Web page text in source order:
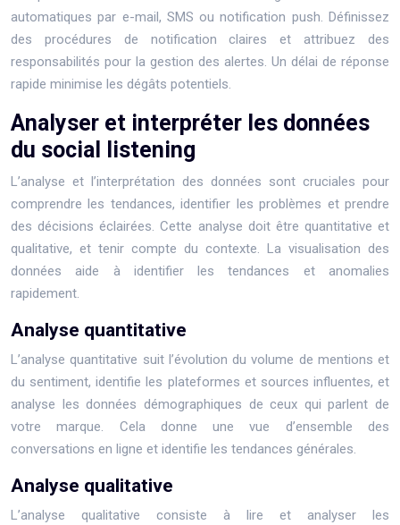
automatiques par e-mail, SMS ou notification push. Définissez
des procédures de notification claires et attribuez des
responsabilités pour la gestion des alertes. Un délai de réponse
rapide minimise les dégâts potentiels.
Analyser et interpréter les données
du social listening
L’analyse et l’interprétation des données sont cruciales pour
comprendre les tendances, identifier les problèmes et prendre
des décisions éclairées. Cette analyse doit être quantitative et
qualitative, et tenir compte du contexte. La visualisation des
données aide à identifier les tendances et anomalies
rapidement.
Analyse quantitative
L’analyse quantitative suit l’évolution du volume de mentions et
du sentiment, identifie les plateformes et sources influentes, et
analyse les données démographiques de ceux qui parlent de
votre marque. Cela donne une vue d’ensemble des
conversations en ligne et identifie les tendances générales.
Analyse qualitative
L’analyse qualitative consiste à lire et analyser les